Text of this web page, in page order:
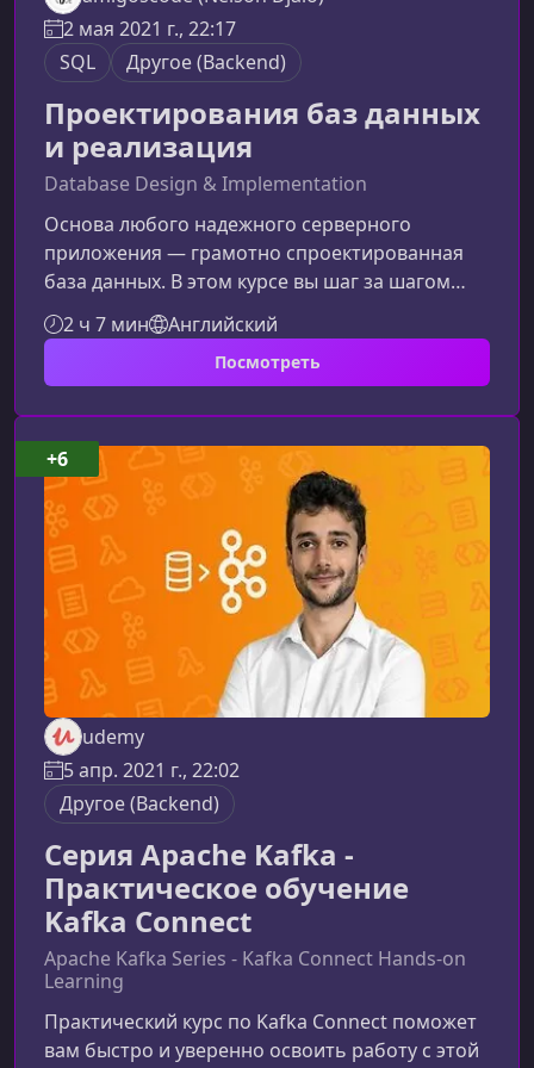
2 мая 2021 г., 22:17
SQL
Другое (Backend)
Проектирования баз данных
и реализация
Database Design & Implementation
Основа любого надежного серверного
приложения — грамотно спроектированная
база данных. В этом курсе вы шаг за шагом
освоите ключевые принципы проектирования
БД и научитесь превращать сложные модели в
эффективные SQL‑решения. На практическом
примере создания упрощённой платформы
наподобие YouTube вы отработаете навыки,
которые нужны каждому
backend‑разработчику.Что вы изучитеКурс
поможет вам уверенно ориентироваться в
структуре данных и создава
2 ч 7 мин Английский
Посмотреть
udemy
5 апр. 2021 г., 22:02
Другое (Backend)
Серия Apache Kafka -
Практическое обучение
Kafka Connect
Apache Kafka Series - Kafka Connect Hands-on
Learning
Практический курс по Kafka Connect поможет
вам быстро и уверенно освоить работу с этой
+6